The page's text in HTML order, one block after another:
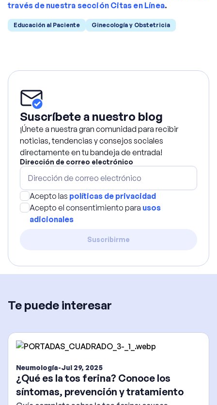
través de nuestra sección Citas en Línea.
Educación al Paciente Ginecología y Obstetricia
Suscríbete a nuestro blog
¡Únete a nuestra gran comunidad para recibir
noticias, tendencias y consejos sociales
directamente en tu bandeja de entrada!
Dirección de correo electrónico
Acepto las políticas de privacidad
Acepto el consentimiento para usos
adicionales
Suscribirme
Te puede interesar
Neumología-Jul 29, 2025
¿Qué es la tos ferina? Conoce los
síntomas, prevención y tratamiento